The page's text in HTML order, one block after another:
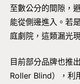
至數公分的間隙，
能從側邊進入。若
庭劇院，這類漏光
目前部分品牌也推
Roller Blind），利